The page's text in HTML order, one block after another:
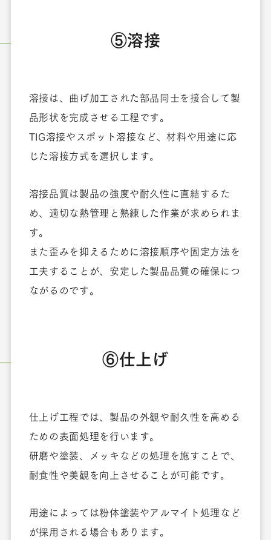
⑤溶接
溶接は、曲げ加工された部品同士を接合して製
品形状を完成させる工程です。
TIG溶接やスポット溶接など、材料や用途に応
じた溶接方式を選択します。
溶接品質は製品の強度や耐久性に直結するた
め、適切な熱管理と熟練した作業が求められま
す。
また歪みを抑えるために溶接順序や固定方法を
工夫することが、安定した製品品質の確保につ
ながるのです。
⑥仕上げ
仕上げ工程では、製品の外観や耐久性を高める
ための表面処理を行います。
研磨や塗装、メッキなどの処理を施すことで、
耐食性や美観を向上させることが可能です。
用途によっては粉体塗装やアルマイト処理など
が採用される場合もあります。